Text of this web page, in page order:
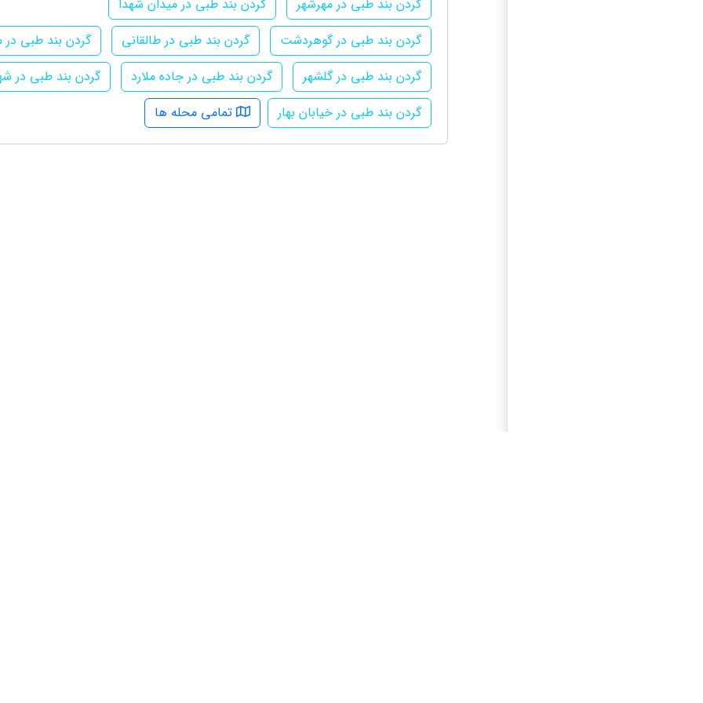
گردن بند طبی در مهرشهر
گردن بند طبی در میدان شهدا
گردن بند طبی در گوهردشت
گردن بند طبی در طالقانی
گردن بند طبی
گردن بند طبی در گلشهر
گردن بند طبی در جاده ملارد
گردن بند طبی در
گردن بند طبی در خیابان بهار
تمامی محله ها